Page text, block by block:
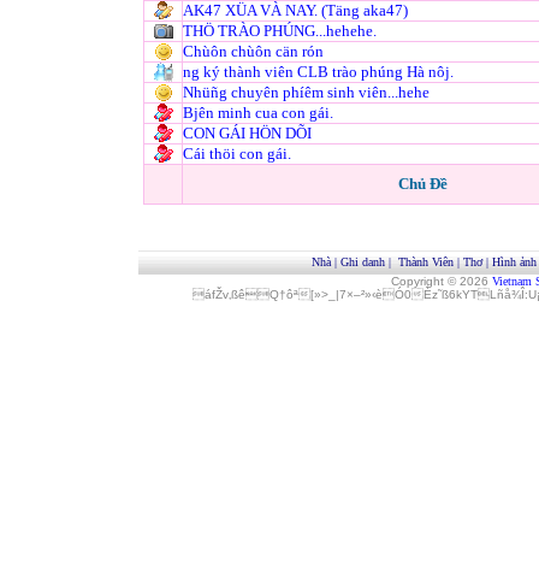
AK47 XÜA VÀ NAY. (Täng aka47)
THÖ TRÀO PHÚNG...hehehe.
Chùôn chùôn cän rón
ng ký thành viên CLB trào phúng Hà nôj.
Nhüñg chuyên phíêm sinh viên...hehe
Bjên minh cua con gái.
CON GÁI HÖN DÕI
Cái thöi con gái.
Chủ Đề
Nhà | Ghi danh | Thành Viên | Thơ| Hình ảnh
Copyright © 2026 Vietnam
áfŽv‚ßêQ†ôª[»>_|7×–²»‹èÓ0